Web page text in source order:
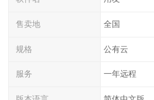
售卖地 全国
规格 公有云
服务 一年远程